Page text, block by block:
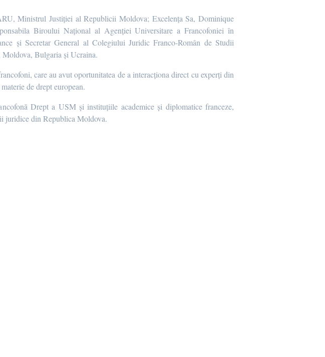
Ministrul Justiției al Republicii Moldova; Excelența Sa, Dominique
Biroului Național al Agenției Universitare a Francofoniei în
și Secretar General al Colegiului Juridic Franco-Român de Studii
Bulgaria și Ucraina.
care au avut oportunitatea de a interacționa direct cu experți din
de drept european.
Drept a USM și instituțiile academice și diplomatice franceze,
juridice din Republica Moldova.